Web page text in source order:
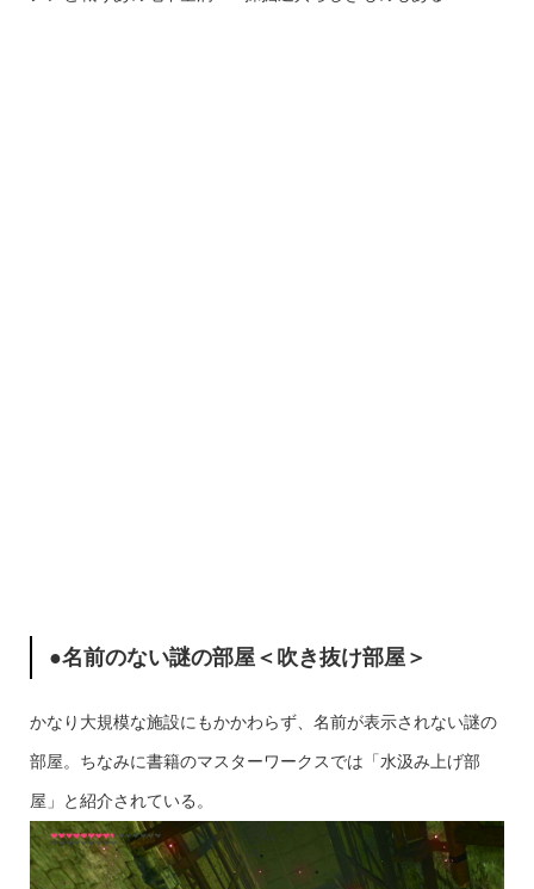
●名前のない謎の部屋＜吹き抜け部屋＞
かなり大規模な施設にもかかわらず、名前が表示されない謎の
部屋。ちなみに書籍のマスターワークスでは「水汲み上げ部
屋」と紹介されている。